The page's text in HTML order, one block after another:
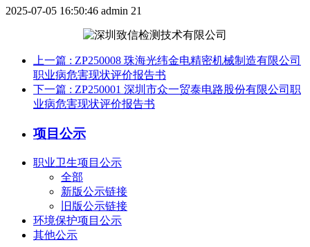
2025-07-05 16:50:46 admin 21
上一篇 : ZP250008 珠海光纬金电精密机械制造有限公司
职业病危害现状评价报告书
下一篇 : ZP250001 深圳市众一贸泰电路股份有限公司职
业病危害现状评价报告书
项目公示
职业卫生项目公示
全部
新版公示链接
旧版公示链接
环境保护项目公示
其他公示